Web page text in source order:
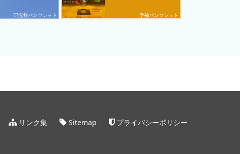
リンク集 Sitemap プライバシーポリシー